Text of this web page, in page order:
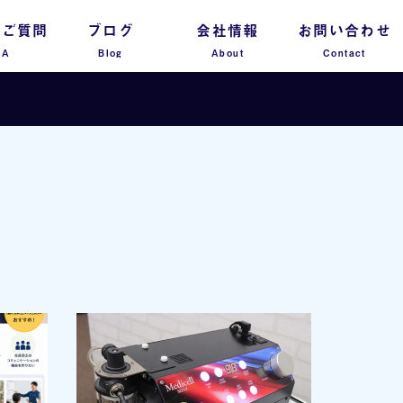
質問 ブログ
Blog
会社情報
About
お問い合わせ
Contact